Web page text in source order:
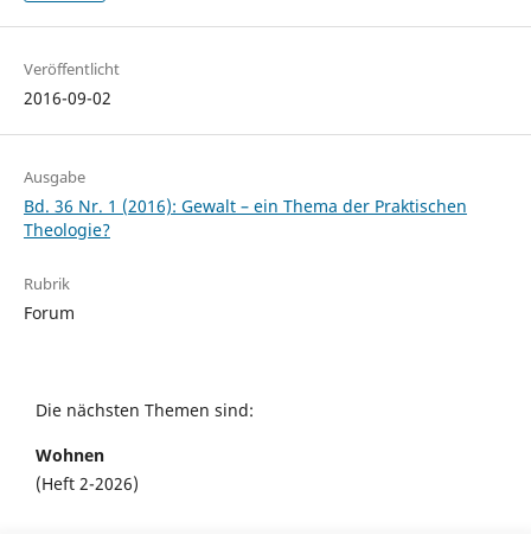
Veröffentlicht
2016-09-02
Ausgabe
Bd. 36 Nr. 1 (2016): Gewalt – ein Thema der Praktischen
Theologie?
Rubrik
Forum
Die nächsten Themen sind:
Wohnen
(Heft 2-2026)